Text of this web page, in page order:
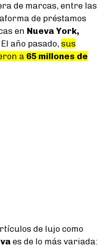
de marcas, entre las
de préstamos
en Nueva York,
El año pasado, sus
a 65 millones de
de lujo como
es de lo más variada: